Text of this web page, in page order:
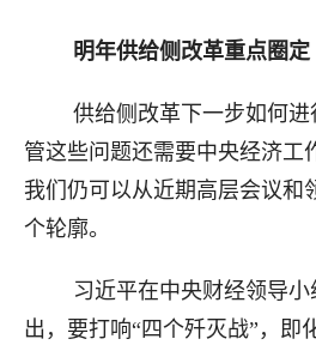
明年供给侧改革重点圈定
供给侧改革下一步如何进
管这些问题还需要中央经济工
我们仍可以从近期高层会议和
个轮廓。
习近平在中央财经领导小
出，要打响“四个歼灭战”，即